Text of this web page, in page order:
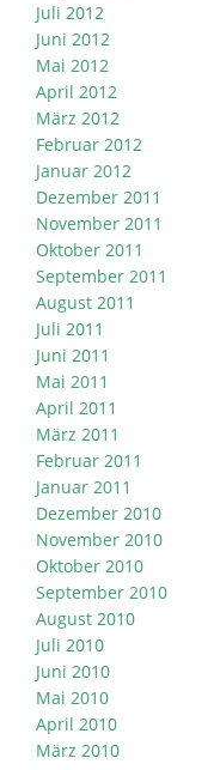
Juli 2012
Juni 2012
Mai 2012
April 2012
März 2012
Februar 2012
Januar 2012
Dezember 2011
November 2011
Oktober 2011
September 2011
August 2011
Juli 2011
Juni 2011
Mai 2011
April 2011
März 2011
Februar 2011
Januar 2011
Dezember 2010
November 2010
Oktober 2010
September 2010
August 2010
Juli 2010
Juni 2010
Mai 2010
April 2010
März 2010